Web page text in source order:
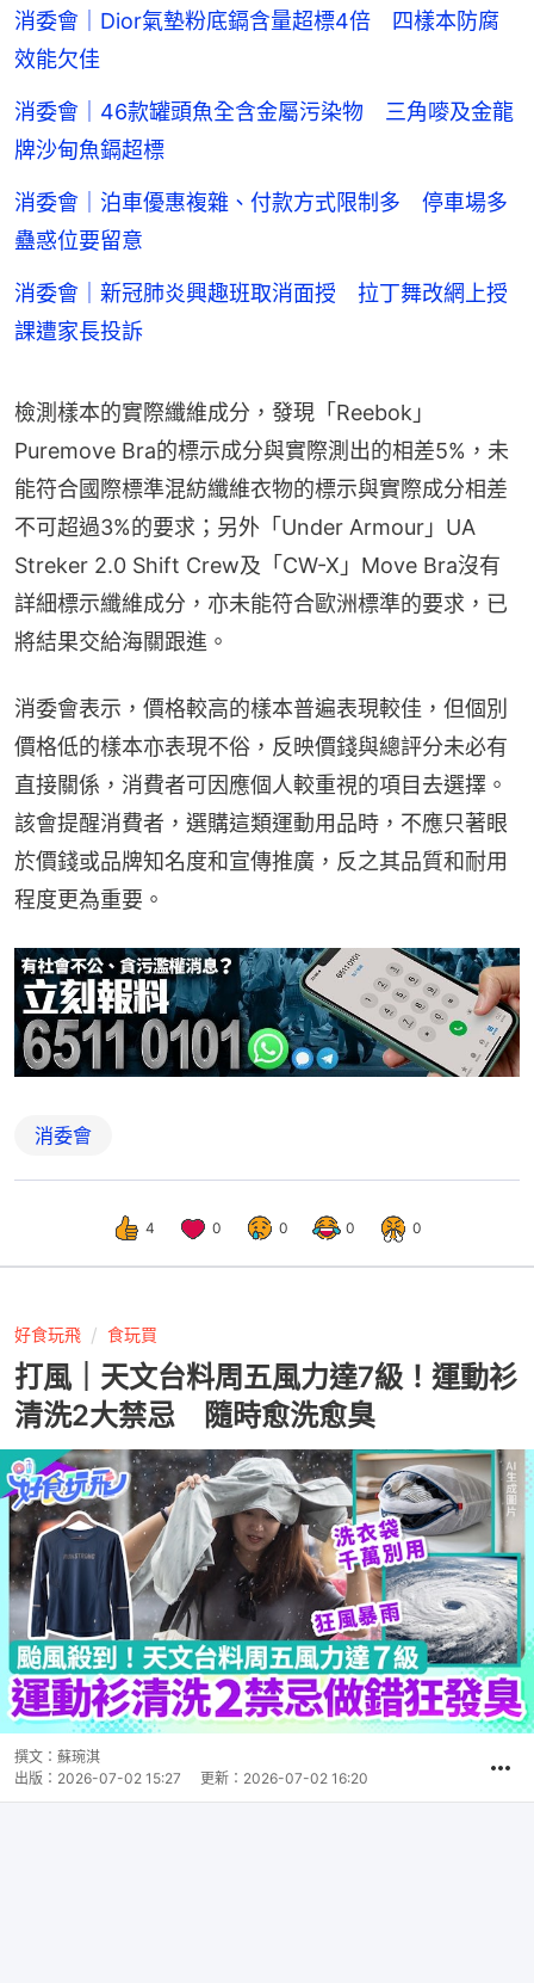
消委會｜Dior氣墊粉底鎘含量超標4倍 四樣本防腐
效能欠佳
消委會｜46款罐頭魚全含金屬污染物 三角嘜及金龍
牌沙甸魚鎘超標
消委會｜泊車優惠複雜、付款方式限制多 停車場多
蠱惑位要留意
消委會｜新冠肺炎興趣班取消面授 拉丁舞改網上授
課遭家長投訴
檢測樣本的實際纖維成分，發現「Reebok」
Puremove Bra的標示成分與實際測出的相差5%，未
能符合國際標準混紡纖維衣物的標示與實際成分相差
不可超過3%的要求；另外「Under Armour」UA
Streker 2.0 Shift Crew及「CW-X」Move Bra沒有
詳細標示纖維成分，亦未能符合歐洲標準的要求，已
將結果交給海關跟進。
消委會表示，價格較高的樣本普遍表現較佳，但個別
價格低的樣本亦表現不俗，反映價錢與總評分未必有
直接關係，消費者可因應個人較重視的項目去選擇。
該會提醒消費者，選購這類運動用品時，不應只著眼
於價錢或品牌知名度和宣傳推廣，反之其品質和耐用
程度更為重要。
消委會
4 0 0 0 0
好食玩飛 食玩買
打風｜天文台料周五風力達7級！運動衫
清洗2大禁忌 隨時愈洗愈臭
撰文： 蘇琬淇
出版： 2026-07-02 15:27 更新： 2026-07-02 16:20